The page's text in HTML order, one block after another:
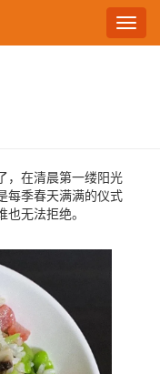
，在清晨第一缕阳光
每季春天满满的仪式
无法拒绝。